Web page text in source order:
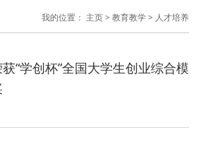
2026-07-27
校在第六届全国高校教
2026-07-25
年“宏志助航计划”师资
我的位置： 主页> 教育教学> 人才培养
“学创杯”全国大学生创业综合模